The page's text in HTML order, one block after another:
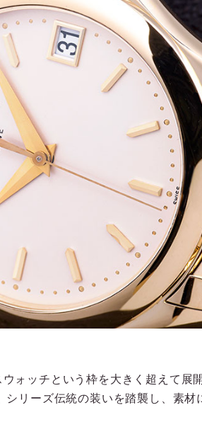
ォッチという枠を大きく超えて展
リーズ伝統の装いを踏襲し、素材